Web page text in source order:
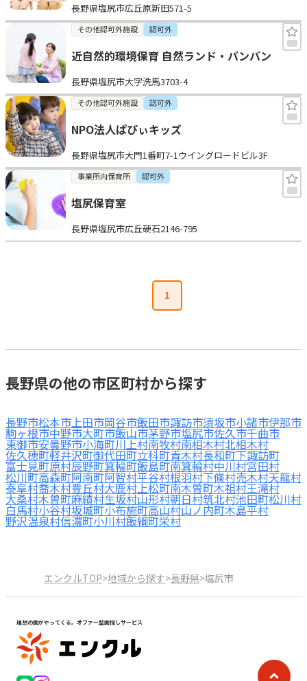
長野県塩尻市広丘原新田571-5
その他認可外施設 認可外
近自然的環境保育 自然ランド・バンバン
長野県塩尻市大字洗馬3703-4
その他認可外施設 認可外
NPO法人ぱぴぃキッズ
長野県塩尻市大門1番町7-1ウイングロードビル3F
事業所内保育所 認可外
塩尻保育室
長野県塩尻市広丘硬石2146-795
1
長野県の他の市区町村から探す
長野市松本市上田市岡谷市飯田市諏訪市須坂市小諸市伊那市
駒ヶ根市中野市大町市飯山市茅野市塩尻市佐久市千曲市
東御市安曇野市小海町川上村南牧村南相木村北相木村
佐久穂町軽井沢町御代田町立科町青木村長和町下諏訪町
富士見町原村辰野町箕輪町飯島町南箕輪村中川村宮田村
松川町高森町阿南町阿智村平谷村根羽村下條村売木村天龍村
泰阜村喬木村豊丘村大鹿村上松町南木曽町木祖村王滝村
大桑村木曽町麻績村生坂村山形村朝日村筑北村池田町松川村
白馬村小谷村坂城町小布施町高山村山ノ内町木島平村
野沢温泉村信濃町小川村飯綱町栄村
エンクルTOP>地域から探す>長野県>塩尻市
理想の園がやってくる。オファー型園探しサービス